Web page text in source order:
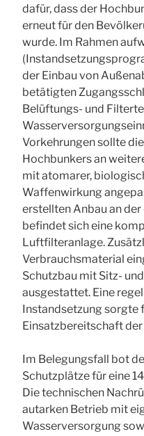
dafür, dass der
erneut für den
wurde. Im Rahmen
der Einbau von
betätigten
Belüftungs- und
Vorkehrungen sollte
Hochbunkers an
mit atomarer,
Waffenwirkung
erstellten Anbau an
befindet sich eine
Luftfilteranlage.
Verbrauchsmaterial
Schutzbau mit Sitz-
ausgestattet. Eine
Instandsetzung sorgte
Einsatzbereitschaft
Im Belegungsfall bot
Schutzplätze für eine
Die technischen
autarken Betrieb mit
Wasserversorgung